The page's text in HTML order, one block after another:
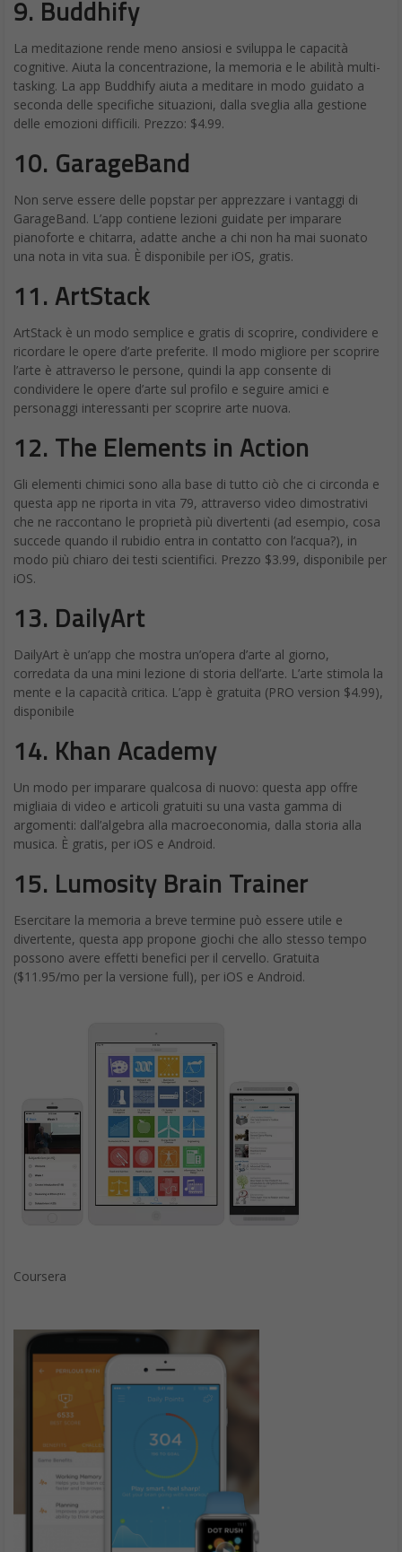
9. Buddhify
La meditazione rende meno ansiosi e sviluppa le capacità
cognitive. Aiuta la concentrazione, la memoria e le abilità multi-
tasking. La app Buddhify aiuta a meditare in modo guidato a
seconda delle specifiche situazioni, dalla sveglia alla gestione
delle emozioni difficili. Prezzo: $4.99.
10. GarageBand
Non serve essere delle popstar per apprezzare i vantaggi di
GarageBand. L’app contiene lezioni guidate per imparare
pianoforte e chitarra, adatte anche a chi non ha mai suonato
una nota in vita sua. È disponibile per iOS, gratis.
11. ArtStack
ArtStack è un modo semplice e gratis di scoprire, condividere e
ricordare le opere d’arte preferite. Il modo migliore per scoprire
l’arte è attraverso le persone, quindi la app consente di
condividere le opere d’arte sul profilo e seguire amici e
personaggi interessanti per scoprire arte nuova.
12. The Elements in Action
Gli elementi chimici sono alla base di tutto ciò che ci circonda e
questa app ne riporta in vita 79, attraverso video dimostrativi
che ne raccontano le proprietà più divertenti (ad esempio, cosa
succede quando il rubidio entra in contatto con l’acqua?), in
modo più chiaro dei testi scientifici. Prezzo $3.99, disponibile per
iOS.
13. DailyArt
DailyArt è un’app che mostra un’opera d’arte al giorno,
corredata da una mini lezione di storia dell’arte. L’arte stimola la
mente e la capacità critica. L’app è gratuita (PRO version $4.99),
disponibile
14. Khan Academy
Un modo per imparare qualcosa di nuovo: questa app offre
migliaia di video e articoli gratuiti su una vasta gamma di
argomenti: dall’algebra alla macroeconomia, dalla storia alla
musica. È gratis, per iOS e Android.
15. Lumosity Brain Trainer
Esercitare la memoria a breve termine può essere utile e
divertente, questa app propone giochi che allo stesso tempo
possono avere effetti benefici per il cervello. Gratuita
($11.95/mo per la versione full), per iOS e Android.
Coursera